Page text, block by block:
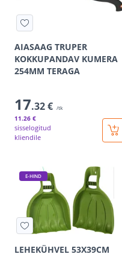
AIASAAG TRUPER
KOKKUPANDAV KUMERA
254MM TERAGA
17.32 € /tk
11.26 €
sisselogitud
kliendile
E-HIND
LEHEKÜHVEL 53X39CM